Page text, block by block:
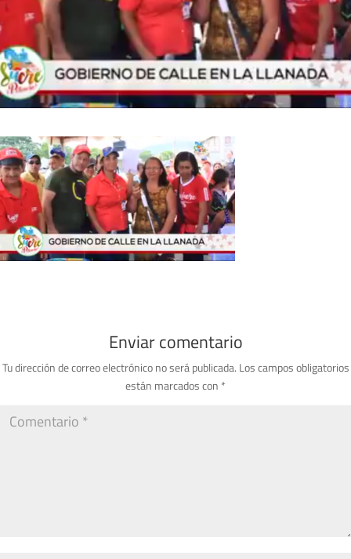
Enviar comentario
Tu dirección de correo electrónico no será publicada. Los campos obligatorios
están marcados con *